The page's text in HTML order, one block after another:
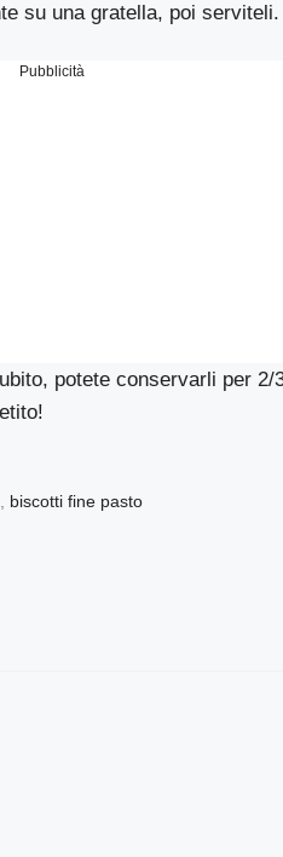
su una gratella, poi serviteli.
Pubblicità
potete conservarli per 2/
biscotti fine pasto